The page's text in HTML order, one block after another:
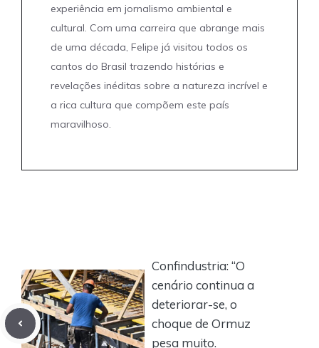
experiência em jornalismo ambiental e
cultural. Com uma carreira que abrange mais
de uma década, Felipe já visitou todos os
cantos do Brasil trazendo histórias e
revelações inéditas sobre a natureza incrível e
a rica cultura que compõem este país
maravilhoso.
Confindustria: “O
cenário continua a
deteriorar-se, o
choque de Ormuz
pesa muito.